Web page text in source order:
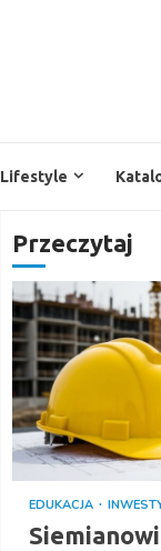
Lifestyle
Przeczytaj
EDUKACJA